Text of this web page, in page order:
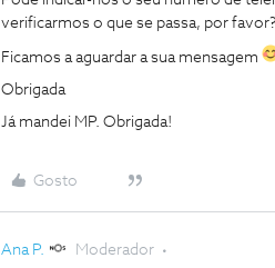
verificarmos o que se passa, por favor?
Ficamos a aguardar a sua mensagem
Obrigada
Já mandei MP. Obrigada!
Gosto
Ana P. Moderador